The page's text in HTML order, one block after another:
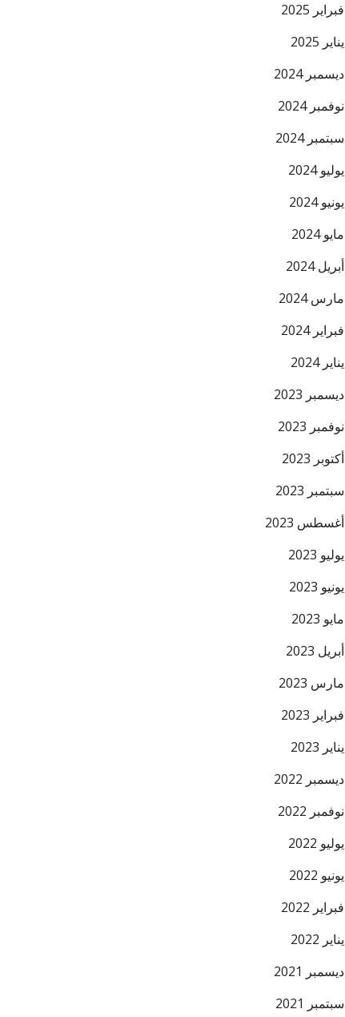
فبراير 2025
يناير 2025
ديسمبر 2024
نوفمبر 2024
سبتمبر 2024
يوليو 2024
يونيو 2024
مايو 2024
أبريل 2024
مارس 2024
فبراير 2024
يناير 2024
ديسمبر 2023
نوفمبر 2023
أكتوبر 2023
سبتمبر 2023
أغسطس 2023
يوليو 2023
يونيو 2023
مايو 2023
أبريل 2023
مارس 2023
فبراير 2023
يناير 2023
ديسمبر 2022
نوفمبر 2022
يوليو 2022
يونيو 2022
فبراير 2022
يناير 2022
ديسمبر 2021
سبتمبر 2021